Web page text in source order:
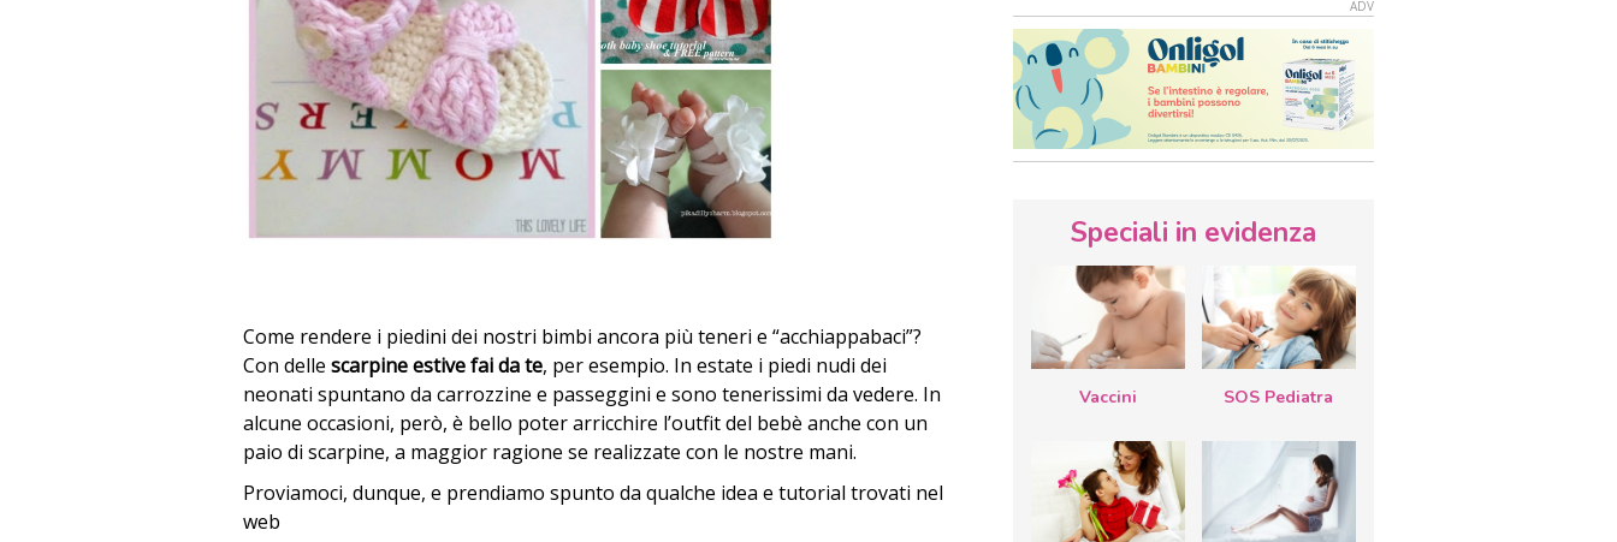
Come rendere i piedini dei nostri bimbi ancora più teneri e “acchiappabaci”?
Con delle scarpine estive fai da te, per esempio. In estate i piedi nudi dei
neonati spuntano da carrozzine e passeggini e sono tenerissimi da vedere. In
alcune occasioni, però, è bello poter arricchire l’outfit del bebè anche con un
paio di scarpine, a maggior ragione se realizzate con le nostre mani.
Proviamoci, dunque, e prendiamo spunto da qualche idea e tutorial trovati nel
web
Speciali in evidenza
Vaccini SOS Pediatra